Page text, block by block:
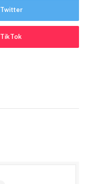
Twitter
TikTok